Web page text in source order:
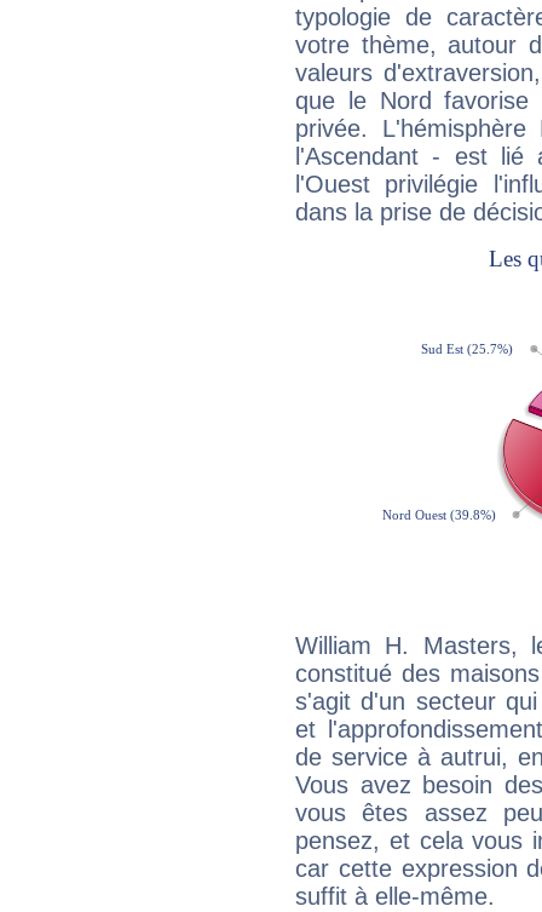
typologie de
votre thème, autour
valeurs
que le Nord favorise
privée.
l'Ascendant - est
l'Ouest privilégie
dans la prise de
William H. Masters,
constitué des
s'agit d'un secteur
et
de service à autrui,
Vous avez besoin
vous êtes assez
pensez, et cela vous
car cette expression
suffit à elle-même.